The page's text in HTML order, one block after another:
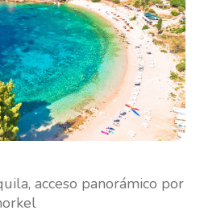
acceso panorámico por